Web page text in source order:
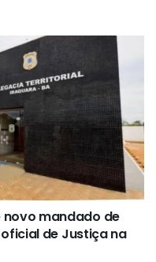
mandado de
de Justiça na